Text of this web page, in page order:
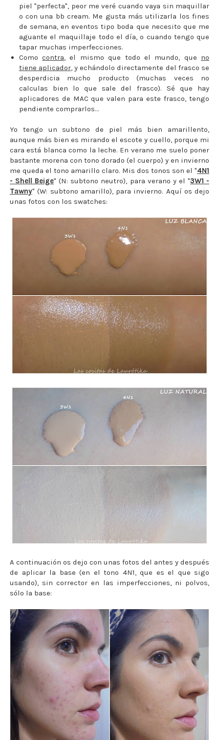
piel "perfecta", peor me veré cuando vaya sin maquillar
o con una bb cream. Me gusta más utilizarla los fines
de semana, en eventos tipo boda que necesito que me
aguante el maquillaje todo el día, o cuando tengo que
tapar muchas imperfecciones.
Comocontra, el mismo que todo el mundo, que no
tiene aplicador, y echándolo directamente del frasco se
desperdicia mucho producto (muchas veces no
calculas bien lo que sale del frasco). Sé que hay
aplicadores de MAC que valen para este frasco, tengo
pendiente comprarlos...
Yo tengo un subtono de piel más bien amarillento,
aunque más bien es mirando el escote y cuello, porque mi
cara está blanca como la leche. En verano me suelo poner
bastante morena con tono dorado (el cuerpo) y en invierno
me queda el tono amarillo claro. Mis dos tonos son el "4N1
- Shell Beige" (N: subtono neutro), para verano y el "3W1 -
Tawny" (W: subtono amarillo), para invierno. Aquí os dejo
unas fotos con los swatches:
A continuación os dejo con unas fotos del antes y después
de aplicar la base (en el tono 4N1, que es el que sigo
usando), sin corrector en las imperfecciones, ni polvos,
sólo la base: